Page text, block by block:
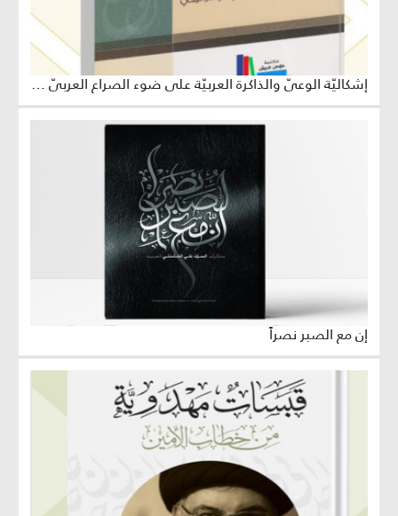
إشكاليّة الوعيّ والذاكرة العربيّة على ضوء الصراع العربيّ الإسرائيليّ
إن مع الصبر نصراً